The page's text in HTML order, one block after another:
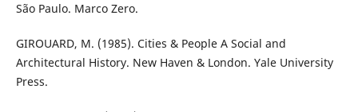
São Paulo. Marco Zero.
GIROUARD, M. (1985). Cities & People A Social and
Architectural History. New Haven & London. Yale University
Press.